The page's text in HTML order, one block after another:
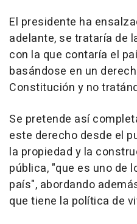
El presidente ha
adelante, se trataría de
con la que contaría el
basándose en un
Constitución y no
Se pretende así
este derecho desde el
la propiedad y la
pública, "que es uno de
país", abordando
que tiene la política de